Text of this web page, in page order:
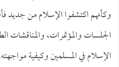
وكأنهم اكتشفوا الإسلام من جديد
الجلسات والمؤتمرات، والمناقشات
الإسلام في المسلمين وكيفية